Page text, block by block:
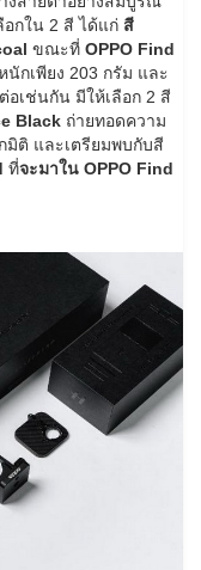
อกใน 2 สี ได้แก่ สี
ขณะที่ OPPO Find
กเพียง 203 กรัม และ
อเช่นกัน มีให้เลือก 2 สี
Black ถ่ายทอดความ
ติ และเตรียมพบกับสี
ที่จะมาใน OPPO Find